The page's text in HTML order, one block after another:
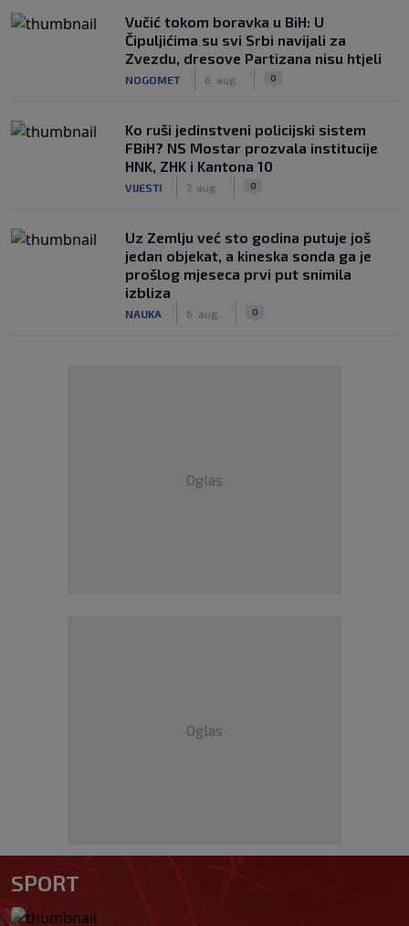
Vučić tokom boravka u BiH: U
Čipuljićima su svi Srbi navijali za
Zvezdu, dresove Partizana nisu htjeli
NOGOMET 6. aug. 0
Ko ruši jedinstveni policijski sistem
FBiH? NS Mostar prozvala institucije
HNK, ZHK i Kantona 10
VIJESTI 7. aug. 0
Uz Zemlju već sto godina putuje još
jedan objekat, a kineska sonda ga je
prošlog mjeseca prvi put snimila
izbliza
NAUKA 6. aug. 0
Oglas
Oglas
SPORT